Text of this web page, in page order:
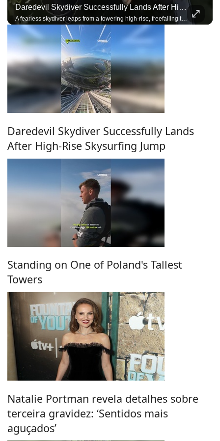
Daredevil Skydiver Successfully Lands After High-Rise Skysurfing Jump
A fearless skydiver leaps from a towering high-rise, freefalling through the city skyline before deploying the parachute and landing with incredible precision.
Daredevil Skydiver Successfully Lands
After High-Rise Skysurfing Jump
Standing on One of Poland's Tallest
Towers
Natalie Portman revela detalhes sobre
terceira gravidez: ‘Sentidos mais
aguçados’